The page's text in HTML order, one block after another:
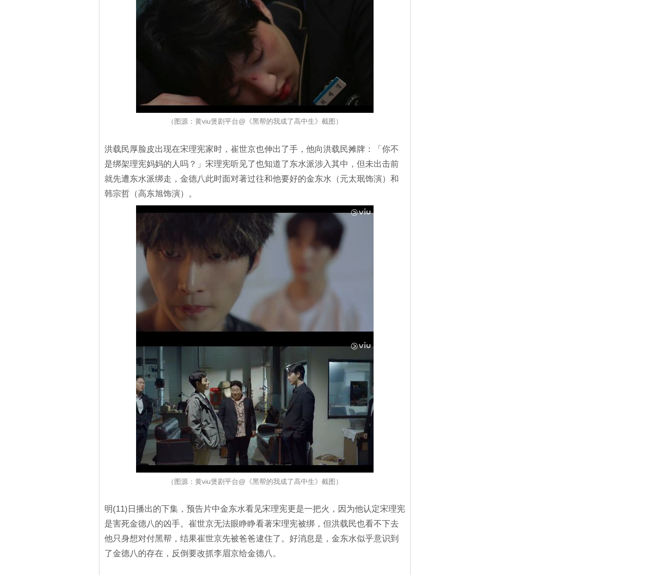
（图源：黄viu煲剧平台@《黑帮的我成了高中生》截图）
洪载民厚脸皮出现在宋理宪家时，崔世京也伸出了手，他向洪载民摊牌：「你不
是绑架理宪妈妈的人吗？」宋理宪听见了也知道了东水派涉入其中，但未出击前
就先遭东水派绑走，金德八此时面对著过往和他要好的金东水（元太珉饰演）和
韩宗哲（高东旭饰演）。
（图源：黄viu煲剧平台@《黑帮的我成了高中生》截图）
明(11)日播出的下集，预告片中金东水看见宋理宪更是一把火，因为他认定宋理宪
是害死金德八的凶手。崔世京无法眼睁睁看著宋理宪被绑，但洪载民也看不下去
他只身想对付黑帮，结果崔世京先被爸爸逮住了。好消息是，金东水似乎意识到
了金德八的存在，反倒要改抓李眉京给金德八。